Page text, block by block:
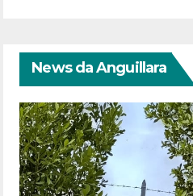
News da Anguillara